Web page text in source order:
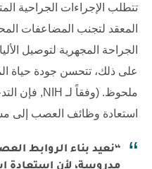
تتطلب الإجراءات الجراحية
المعقد لتجنب المضاعفات
الجراحة المجهرية لتوصيل
على ذلك، تتحسن جودة حياة
ملحوظ. (وفقاً لـ NIH, فإن
استعادة وظائف العصب إلى
“نعيد بناء الروابط